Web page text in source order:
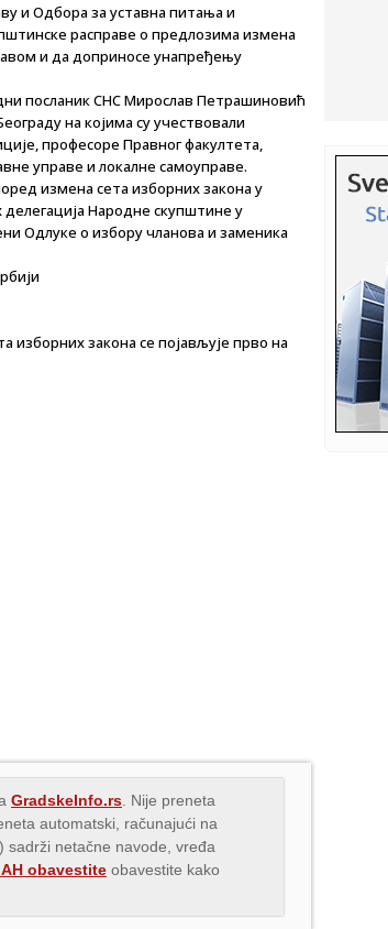
и Одбора за уставна питања и
расправе о предлозима измена
и да доприносе унапређењу
посланик СНС Мирослав Петрашиновић
на којима су учествовали
професоре Правног факултета,
управе и локалне самоуправе.
измена сета изборних закона у
Народне скупштине у
Одлуке о избору чланова и заменика
изборних закона се појављује прво на
GradskeInfo.rs . Nije preneta
automatski, računajući na
sadrži netačne navode, vređa
obavestite obavestite kako